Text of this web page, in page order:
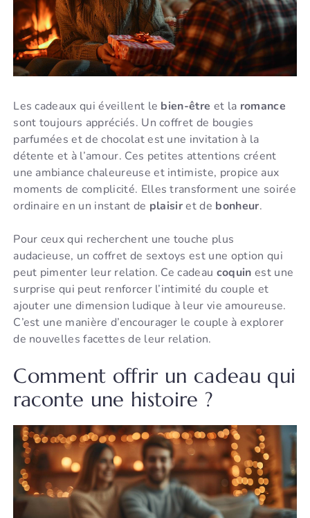
Les cadeaux qui éveillent le bien-être et la romance
sont toujours appréciés. Un coffret de bougies
parfumées et de chocolat est une invitation à la
détente et à l’amour. Ces petites attentions créent
une ambiance chaleureuse et intimiste, propice aux
moments de complicité. Elles transforment une soirée
ordinaire en un instant de plaisiret de bonheur.
Pour ceux qui recherchent une touche plus
audacieuse, un coffret de sextoys est une option qui
peut pimenter leur relation. Ce cadeau coquin est une
surprise qui peut renforcer l’intimité du couple et
ajouter une dimension ludique à leur vie amoureuse.
C’est une manière d’encourager le couple à explorer
de nouvelles facettes de leur relation.
Comment offrir un cadeau qui
raconte une histoire ?